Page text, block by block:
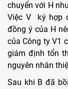
chuyển với H
Việc V ký hợp
đồng ý của H
của Công ty V1
giám định tổn
nguyên nhân
Sau khi B đã